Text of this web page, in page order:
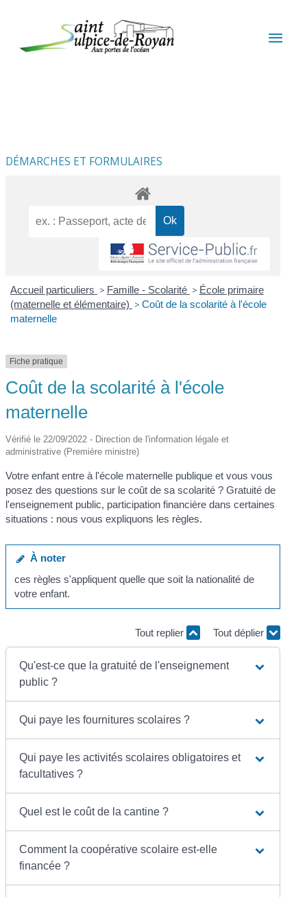
DÉMARCHES ET FORMULAIRES
Accueil particuliers > Famille - Scolarité > École primaire
(maternelle et élémentaire) > Coût de la scolarité à l'école
maternelle
Fiche pratique
Coût de la scolarité à l'école
maternelle
Vérifié le 22/09/2022 - Direction de l'information légale et
administrative (Première ministre)
Votre enfant entre à l'école maternelle publique et vous vous
posez des questions sur le coût de sa scolarité ? Gratuité de
l'enseignement public, participation financière dans certaines
situations : nous vous expliquons les règles.
À noter
ces règles s'appliquent quelle que soit la nationalité de
votre enfant.
Tout replier Tout déplier
Qu'est-ce que la gratuité de l'enseignement
public ?
Qui paye les fournitures scolaires ?
Qui paye les activités scolaires obligatoires et
facultatives ?
Quel est le coût de la cantine ?
Comment la coopérative scolaire est-elle
financée ?